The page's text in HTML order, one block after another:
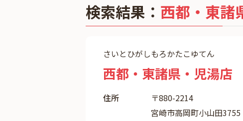
検索結果： 西都・東諸
さいとひがしもろかたこゆてん
西都・東諸県・児湯店
住所
〒880-2214
宮崎市高岡町小山田3755